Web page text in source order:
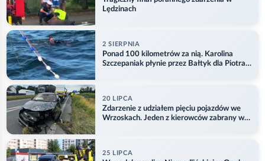
Lędzinach
2 SIERPNIA
Ponad 100 kilometrów za nią. Karolina
Szczepaniak płynie przez Bałtyk dla Piotra.
20 LIPCA
Zdarzenie z udziałem pięciu pojazdów we
Wrzoskach. Jeden z kierowców zabrany w
25 LIPCA